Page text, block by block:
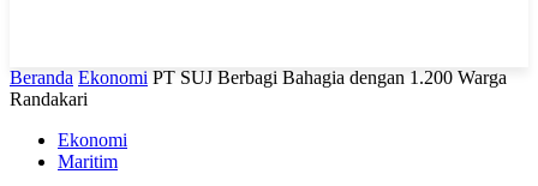
Beranda Ekonomi PT SUJ Berbagi Bahagia dengan 1.200 Warga
Randakari
Ekonomi
Maritim